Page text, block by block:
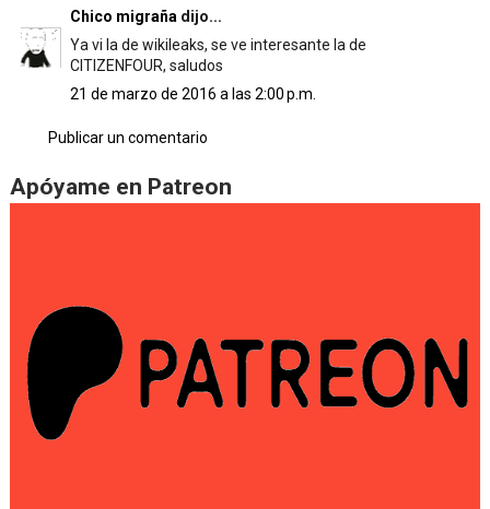
Chico migraña dijo...
Ya vi la de wikileaks, se ve interesante la de
CITIZENFOUR, saludos
21 de marzo de 2016 a las 2:00 p.m.
Publicar un comentario
Apóyame en Patreon